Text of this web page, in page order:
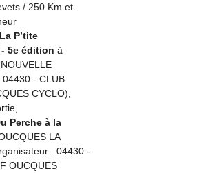
/ 250 Km et
La P’tite
5e édition à
- CLUB
CYCLO),
Perche à la
LA
: 04430 -
OUCQUES